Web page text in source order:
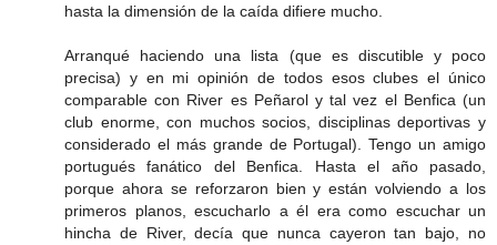
hasta la dimensión de la caída difiere mucho.
Arranqué haciendo una lista (que es discutible y poco
precisa) y en mi opinión de todos esos clubes el único
comparable con River es Peñarol y tal vez el Benfica (un
club enorme, con muchos socios, disciplinas deportivas y
considerado el más grande de Portugal). Tengo un amigo
portugués fanático del Benfica. Hasta el año pasado,
porque ahora se reforzaron bien y están volviendo a los
primeros planos, escucharlo a él era como escuchar un
hincha de River, decía que nunca cayeron tan bajo, no